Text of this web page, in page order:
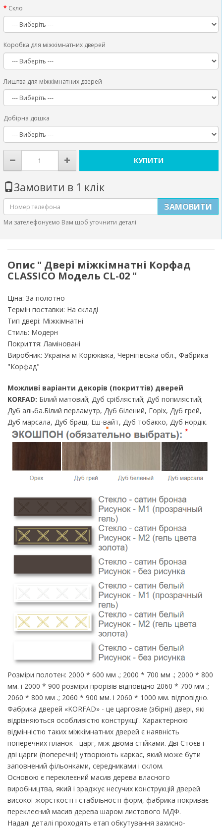
Скло
Коробка для міжкімнатних дверей
Лиштва для міжкімнатних дверей
Добірна дошка
КУПИТИ
Замовити в 1 клік
ЗАМОВИТИ
Ми зателефонуємо Вам щоб уточнити деталі
Опис " Двері міжкімнатні Корфад
CLASSICO Модель CL-02 "
Ціна: За полотно
Термін поставки: На складі
Тип двері: Міжкімнатні
Стиль: Модерн
Покриття: Ламіновані
Виробник: Україна м Корюківка, Чернігівська обл., Фабрика
"Корфад"
Можливі варіанти декорів (покриттів) дверей
KORFAD: Білий матовий; Дуб сріблястий; Дуб попилястий;
Дуб альба.Білий перламутр, Дуб білений, Горіх, Дуб грей,
Дуб марсала, Дуб браш, Еш-вайт, Дуб тобакко, Дуб нордік.
Розміри полотен: 2000 * 600 мм .; 2000 * 700 мм .; 2000 * 800
мм. і 2000 * 900 розміри прорізів відповідно 2060 * 700 мм .;
2060 * 800 мм .; 2060 * 900 мм. і 2060 * 1000 мм. відповідно.
Фабрика дверей «KORFAD» - це царговие (збірні) двері, які
відрізняються особливістю конструкції. Характерною
відмінністю таких міжкімнатних дверей є наявність
поперечних планок - царг, між двома стійками. Дві Стоєв і
дві царги (поперечні) утворюють каркас, який може бути
заповнений фільонками, середниками і склом.
Основою є переклеєний масив дерева власного
виробництва, який і зраджує несучих конструкцій дверей
високої жорсткості і стабільності форм, фабрика покриває
переклеєний масив дерева шаром листового МДФ.
Надалі деталі проходять етап обкутування захисно-